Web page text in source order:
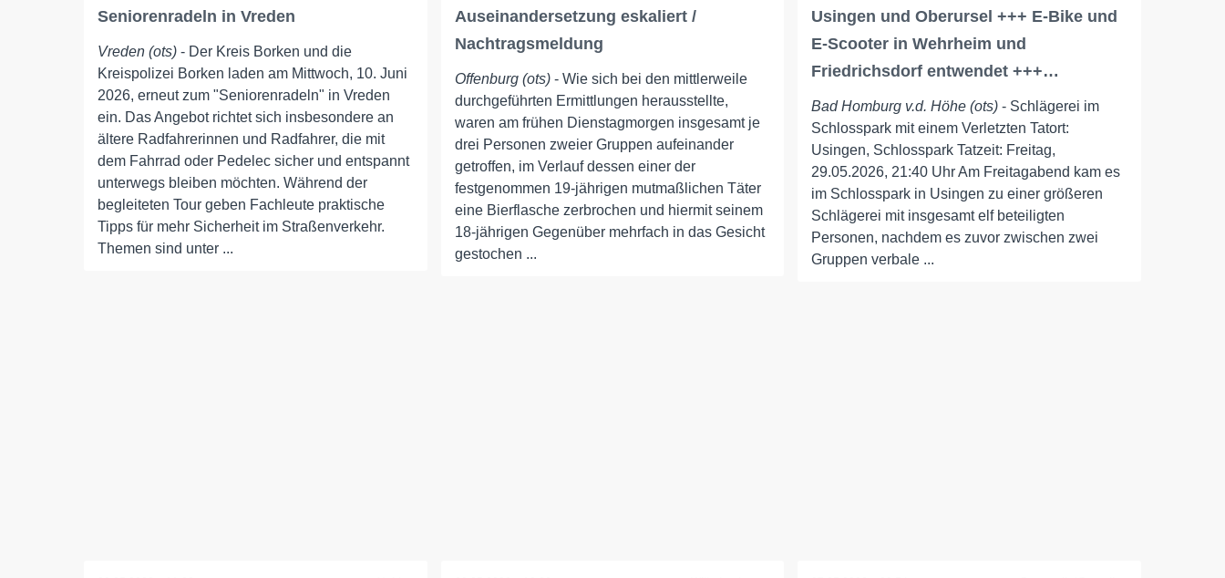
Seniorenradeln in Vreden
Vreden (ots) - Der Kreis Borken und die
Kreispolizei Borken laden am Mittwoch, 10. Juni
2026, erneut zum "Seniorenradeln" in Vreden
ein. Das Angebot richtet sich insbesondere an
ältere Radfahrerinnen und Radfahrer, die mit
dem Fahrrad oder Pedelec sicher und entspannt
unterwegs bleiben möchten. Während der
begleiteten Tour geben Fachleute praktische
Tipps für mehr Sicherheit im Straßenverkehr.
Themen sind unter ...
Auseinandersetzung eskaliert /
Nachtragsmeldung
Offenburg (ots)- Wie sich bei den mittlerweile
durchgeführten Ermittlungen herausstellte,
waren am frühen Dienstagmorgen insgesamt je
drei Personen zweier Gruppen aufeinander
getroffen, im Verlauf dessen einer der
festgenommen 19-jährigen mutmaßlichen Täter
eine Bierflasche zerbrochen und hiermit seinem
18-jährigen Gegenüber mehrfach in das Gesicht
gestochen ...
Usingen und Oberursel +++ E-Bike und
E-Scooter in Wehrheim und
Friedrichsdorf entwendet +++…
Bad Homburg v.d. Höhe (ots) - Schlägerei im
Schlosspark mit einem Verletzten Tatort:
Usingen, Schlosspark Tatzeit: Freitag,
29.05.2026, 21:40 Uhr Am Freitagabend kam es
im Schlosspark in Usingen zu einer größeren
Schlägerei mit insgesamt elf beteiligten
Personen, nachdem es zuvor zwischen zwei
Gruppen verbale ...